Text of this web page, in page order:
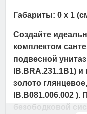
Габариты: 0 x 1
Создайте
комплектом
подвесной
IB.BRA.231.1B1)
золото
IB.B081.006.002
безободковой